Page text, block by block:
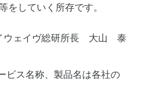
をしていく所存です。
ウェイヴ総研所長 大山 泰
ビス名称、製品名は各社の